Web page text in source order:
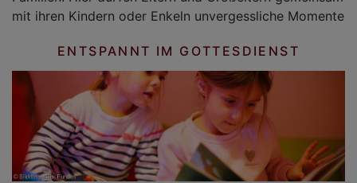
mit ihren Kindern oder Enkeln unvergessliche Momente
ENTSPANNT IM GOTTESDIENST